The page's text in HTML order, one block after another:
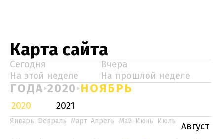
Карта сайта
Сегодня
Вчера
На этой неделе
На прошлой неделе
ГОДА 2020 НОЯБРЬ
2020 2021
Январь Февраль Март Апрель Май Июнь Июль
Август